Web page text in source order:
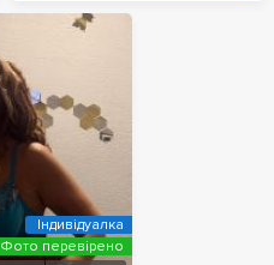
Фото перевірено
Індивідуалка